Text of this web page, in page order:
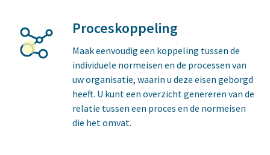
Proceskoppeling
Maak eenvoudig een koppeling tussen de
individuele normeisen en de processen van
uw organisatie, waarin u deze eisen geborgd
heeft. U kunt een overzicht genereren van de
relatie tussen een proces en de normeisen
die het omvat.